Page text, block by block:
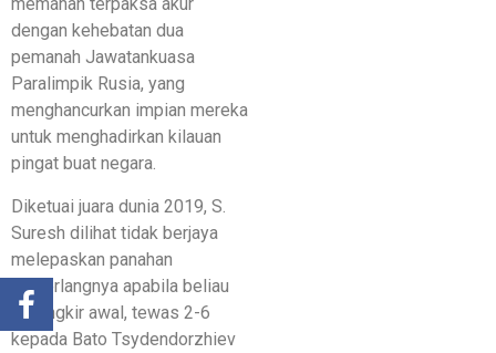
dengan kehebatan dua
pemanah Jawatankuasa
Paralimpik Rusia, yang
menghancurkan impian mereka
untuk menghadirkan kilauan
pingat buat negara.
Diketuai juara dunia 2019, S.
Suresh dilihat tidak berjaya
melepaskan panahan
cemerlangnya apabila beliau
tersingkir awal, tewas 2-6
kepada Bato Tsydendorzhiev